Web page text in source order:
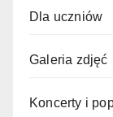
Dla uczniów
Galeria zdjęć
Koncerty i